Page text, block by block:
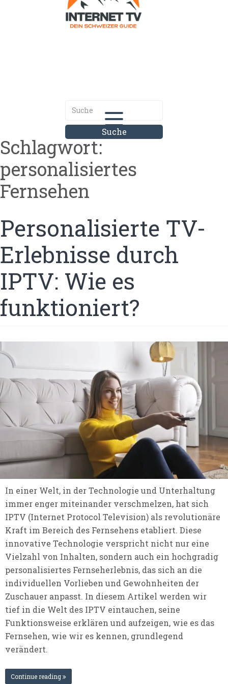
Schlagwort:
personalisiertes
Fernsehen
Personalisierte TV-
Erlebnisse durch
IPTV: Wie es
funktioniert?
In einer Welt, in der Technologie und Unterhaltung
immer enger miteinander verschmelzen, hat sich
IPTV (Internet Protocol Television) als revolutionäre
Kraft im Bereich des Fernsehens etabliert. Diese
innovative Technologie verspricht nicht nur eine
Vielzahl von Inhalten, sondern auch ein hochgradig
personalisiertes Fernseherlebnis, das sich an die
individuellen Vorlieben und Gewohnheiten der
Zuschauer anpasst. In diesem Artikel werden wir
tief in die Welt des IPTV eintauchen, seine
Funktionsweise erklären und aufzeigen, wie es das
Fernsehen, wie wir es kennen, grundlegend
verändert.
Continue reading